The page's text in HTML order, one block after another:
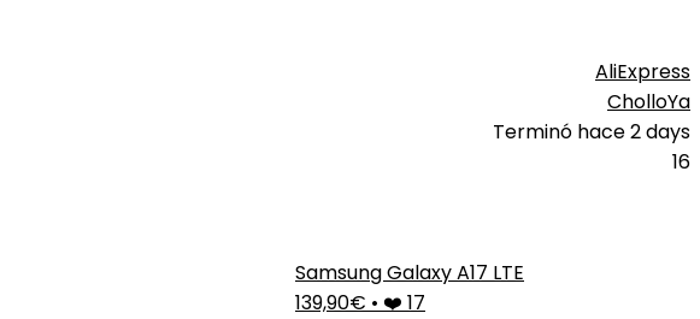
AliExpress
CholloYa
Terminó hace 2 days
16
Samsung Galaxy A17 LTE
139,90€ • ❤️ 17